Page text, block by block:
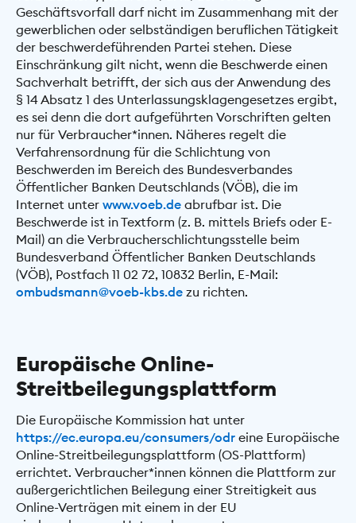
Geschäftsvorfall darf nicht im Zusammenhang mit der
gewerblichen oder selbständigen beruflichen Tätigkeit
der beschwerdeführenden Partei stehen. Diese
Einschränkung gilt nicht, wenn die Beschwerde einen
Sachverhalt betrifft, der sich aus der Anwendung des
§ 14 Absatz 1 des Unterlassungsklagengesetzes ergibt,
es sei denn die dort aufgeführten Vorschriften gelten
nur für Verbraucher*innen. Näheres regelt die
Verfahrensordnung für die Schlichtung von
Beschwerden im Bereich des Bundesverbandes
Öffentlicher Banken Deutschlands (VÖB), die im
Internet unter www.voeb.de abrufbar ist. Die
Beschwerde ist in Textform (z. B. mittels Briefs oder E-
Mail) an die Verbraucherschlichtungsstelle beim
Bundesverband Öffentlicher Banken Deutschlands
(VÖB), Postfach 11 02 72, 10832 Berlin, E-Mail:
ombudsmann@voeb-kbs.de zu richten.
Europäische Online-
Streitbeilegungsplattform
Die Europäische Kommission hat unter
https://ec.europa.eu/consumers/odr eine Europäische
Online-Streitbeilegungsplattform (OS-Plattform)
errichtet. Verbraucher*innen können die Plattform zur
außergerichtlichen Beilegung einer Streitigkeit aus
Online-Verträgen mit einem in der EU